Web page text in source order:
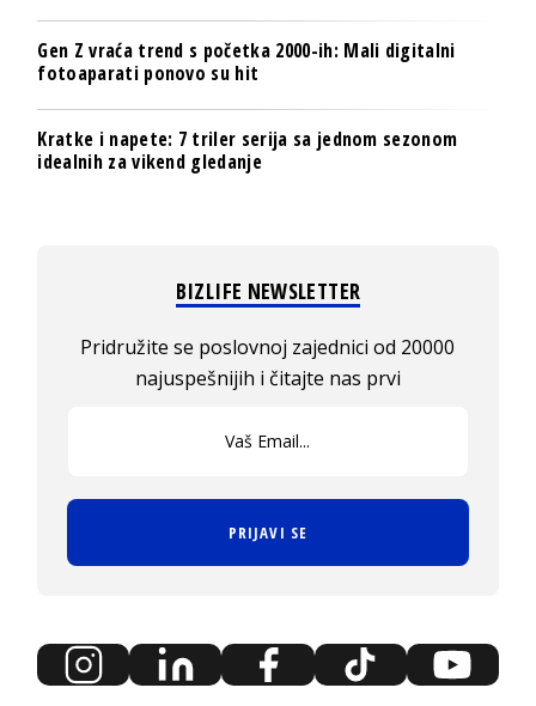
Gen Z vraća trend s početka 2000-ih: Mali digitalni
fotoaparati ponovo su hit
Kratke i napete: 7 triler serija sa jednom sezonom
idealnih za vikend gledanje
BIZLIFE NEWSLETTER
Pridružite se poslovnoj zajednici od 20000
najuspešnijih i čitajte nas prvi
PRIJAVI SE